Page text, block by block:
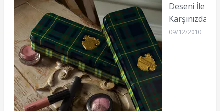
Deseni İle
Karşınızda
09/12/2010